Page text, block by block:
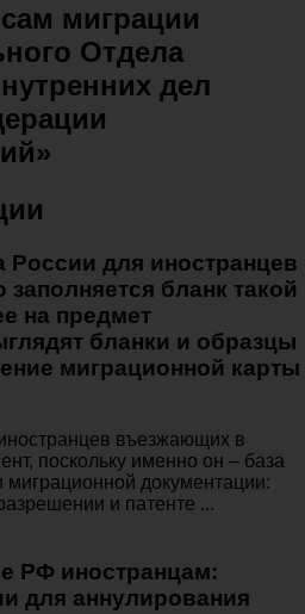
миграции
Отдела
дел
России для иностранцев
бланк такой
на предмет
бланки и образцы
миграционной карты
въезжающих в
поскольку именно он – база
документации:
и патенте ...
РФ иностранцам:
для аннулирования